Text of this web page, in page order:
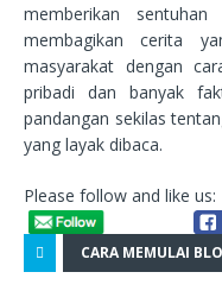
memberikan
membagikan cerita
masyarakat dengan
pribadi dan banyak
pandangan sekilas
yang layak dibaca.
Please follow and like us:
CARA MEMULAI